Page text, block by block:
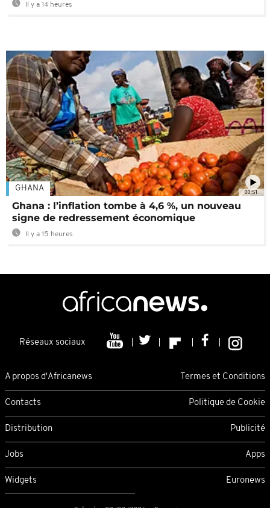
Il y a 14 heures
00:51
GHANA
Ghana : l’inflation tombe à 4,6 %, un nouveau
signe de redressement économique
Il y a 15 heures
Réseaux sociaux
A propos d'Africanews Termes et Conditions
Contacts Politique de Cookie
Distribution Publicité
Jobs Apps
Widgets Euronews